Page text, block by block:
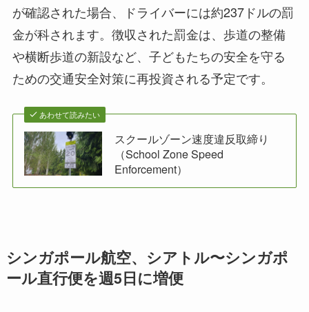
が確認された場合、ドライバーには約237ドルの罰
金が科されます。徴収された罰金は、歩道の整備
や横断歩道の新設など、子どもたちの安全を守る
ための交通安全対策に再投資される予定です。
あわせて読みたい
スクールゾーン速度違反取締り
（School Zone Speed
Enforcement）
シンガポール航空、シアトル〜シンガポ
ール直行便を週5日に増便